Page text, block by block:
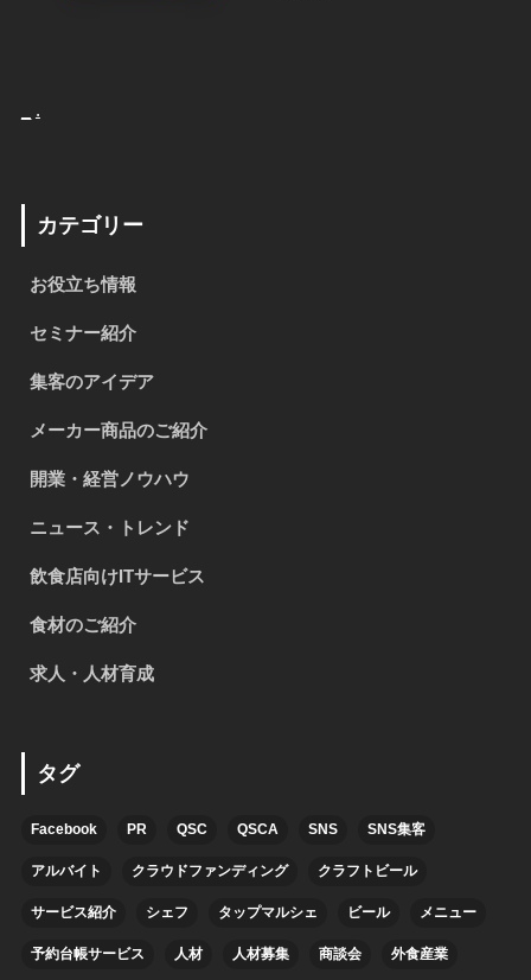
.
カテゴリー
お役立ち情報
セミナー紹介
集客のアイデア
メーカー商品のご紹介
開業・経営ノウハウ
ニュース・トレンド
飲食店向けITサービス
食材のご紹介
求人・人材育成
タグ
Facebook PR QSC QSCA SNS SNS集客
アルバイト クラウドファンディング クラフトビール
サービス紹介 シェフ タップマルシェ ビール メニュー
予約台帳サービス 人材 人材募集 商談会 外食産業